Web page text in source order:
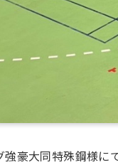
豪大同特殊鋼様に